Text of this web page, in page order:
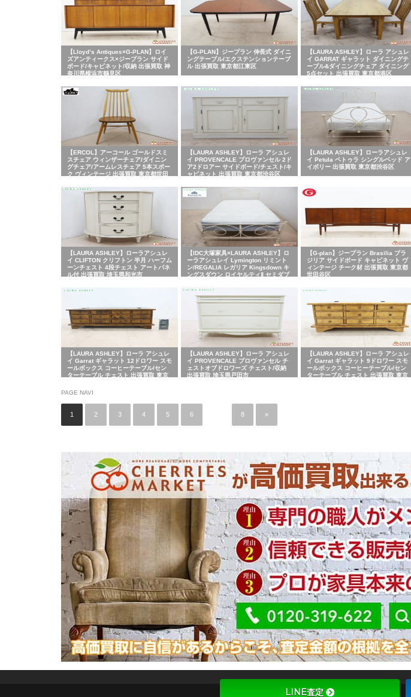
【Lloyd’s Antiques×G-PLAN】ロイ
ズアンティークス×ジープラン サイド
ボード/キャビネット/収納 出張買取 神
奈川県横浜市鶴見区
【G-PLAN】ジープラン 伸長式 ダイニ
ングテーブル/エクステンションテーブ
ル 出張買取 東京都江東区
【LAURA ASHLEY】ローラ アシュレ
イ GARRAT ギャラット ダイニングテ
ーブル&ダイニングチェア ダイニング
5点セット 出張買取 東京都港区
【ERCOL】アーコール ゴールドスミ
スチェア ウィンザーチェア/ダイニン
グチェア/アームレスチェア 5本スポー
ク ヴィンテージ 出張買取 東京都世田
【LAURA ASHLEY】ローラ アシュレ
イ PROVENCALE プロヴァンセル 2ド
ア2ドロアー サイドボード/チェスト/キ
ャビネット 出張買取 東京都渋谷区
【LAURA ASHLEY】ローラアシュレ
イ Petula ペトゥラ シングルベッド ア
イボリー 出張買取 東京都渋谷区
【LAURA ASHLEY】ローラアシュレ
イ CLIFTON クリフトン 半月 ハーフム
ーンチェスト 4段チェスト アートパネ
ル付 出張買取 埼玉県和光市
【IDC大塚家具×LAURA ASHLEY】ロ
ーラアシュレイ Lymington リミント
ン/REGALIA レガリア Kingsdown キ
ングスダウン ロイヤルティⅡ セミダブ
【G-plan】ジープラン Brasilia ブラ
ジリア サイドボード キャビネット ヴ
ィンテージ チーク材 出張買取 東京都
世田谷区
【LAURA ASHLEY】ローラ アシュレ
イ Garrat ギャラット 12ドロワー スモ
ールボックス コーヒーテーブル/セン
ターテーブル チェスト 出張買取 東京
【LAURA ASHLEY】ローラ アシュレ
イ PROVENCALE プロヴァンセル チ
ェストオブドロワーズ チェスト/収納
出張買取 埼玉県戸田市
【LAURA ASHLEY】ローラ アシュレ
イ Garrat ギャラット 9ドロワー スモ
ールボックス コーヒーテーブル/セン
ターテーブル チェスト 出張買取 東京
PAGE NAVI
1 2 3 4 5 6 8 »
LINE査定